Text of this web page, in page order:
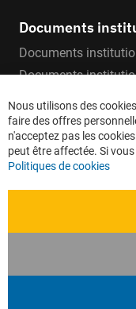
Documents
Documents
Documents
Retours
Annuler ma
Nous utilisons des
faire des offres
n'acceptez pas les
peut être affectée. Si
Politiques de cookies